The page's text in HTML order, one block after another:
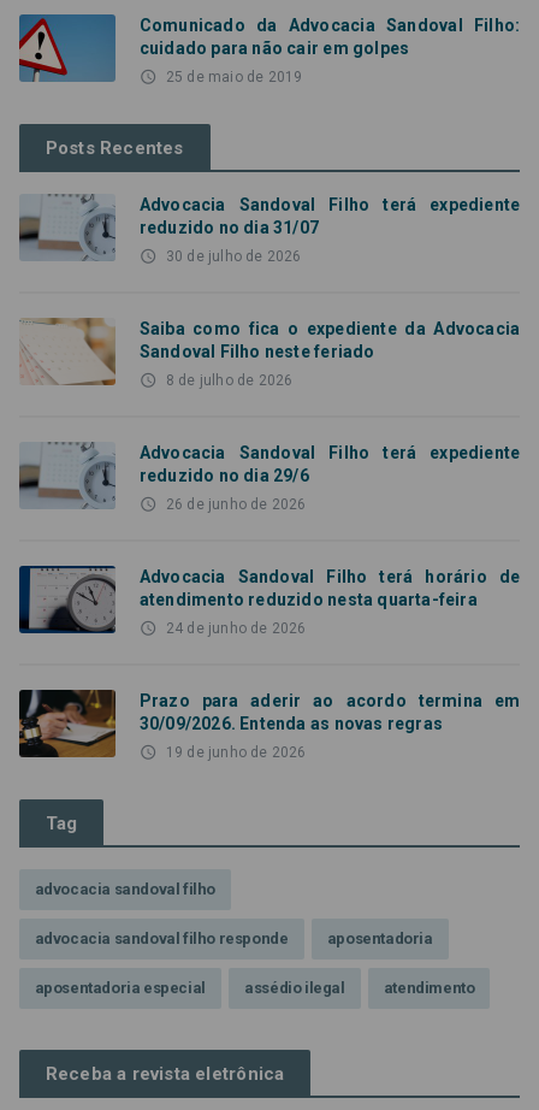
Comunicado da Advocacia Sandoval Filho:
cuidado para não cair em golpes
access_time 25 de maio de 2019
Posts Recentes
Advocacia Sandoval Filho terá expediente
reduzido no dia 31/07
access_time 30 de julho de 2026
Saiba como fica o expediente da Advocacia
Sandoval Filho neste feriado
access_time 8 de julho de 2026
Advocacia Sandoval Filho terá expediente
reduzido no dia 29/6
access_time 26 de junho de 2026
Advocacia Sandoval Filho terá horário de
atendimento reduzido nesta quarta-feira
access_time 24 de junho de 2026
Prazo para aderir ao acordo termina em
30/09/2026. Entenda as novas regras
access_time 19 de junho de 2026
Tag
advocacia sandoval filho
advocacia sandoval filho responde aposentadoria
aposentadoria especial assédio ilegal atendimento
Receba a revista eletrônica